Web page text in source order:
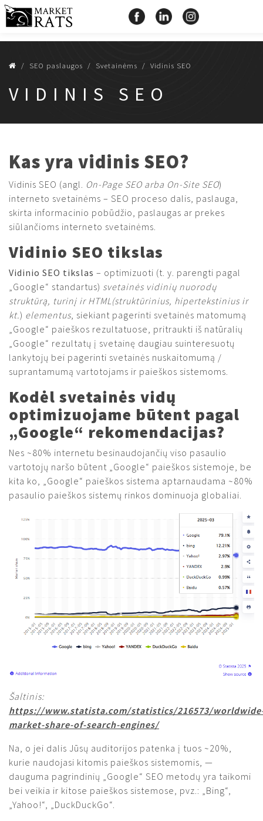
SEO paslaugos Svetainėms Vidinis SEO
VIDINIS SEO
Kas yra vidinis SEO?
Vidinis SEO (angl. On-Page SEO arba On-Site SEO)
interneto svetainėms – SEO proceso dalis, paslauga,
skirta informacinio pobūdžio, paslaugas ar prekes
siūlančioms interneto svetainėms.
Vidinio SEO tikslas
Vidinio SEO tikslas – optimizuoti (t. y. parengti pagal
„Google“ standartus) svetainės vidinių nuorodų
struktūrą, turinį ir HTML(struktūrinius, hipertekstinius ir
kt.) elementus, siekiant pagerinti svetainės matomumą
„Google“ paieškos rezultatuose, pritraukti iš natūralių
„Google“ rezultatų į svetainę daugiau suinteresuotų
lankytojų bei pagerinti svetainės nuskaitomumą /
suprantamumą vartotojams ir paieškos sistemoms.
Kodėl svetainės vidų
optimizuojame būtent pagal
„Google“ rekomendacijas?
Nes ~80% internetu besinaudojančių viso pasaulio
vartotojų naršo būtent „Google“ paieškos sistemoje, be
kita ko, „Google“ paieškos sistema aptarnaudama ~80%
pasaulio paieškos sistemų rinkos dominuoja globaliai.
Šaltinis:
https://www.statista.com/statistics/216573/
market-share-of-search-engines/
Na, o jei dalis Jūsų auditorijos patenka į tuos ~20%,
kurie naudojasi kitomis paieškos sistemomis, —
dauguma pagrindinių „Google“ SEO metodų yra taikomi
bei veikia ir kitose paieškos sistemose, pvz.: „Bing“,
„Yahoo!“, „DuckDuckGo“.